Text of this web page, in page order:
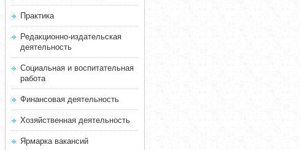
Практика
Редакционно-издательская
деятельность
Социальная и воспитательная
работа
Финансовая деятельность
Хозяйственная деятельность
Ярмарка вакансий